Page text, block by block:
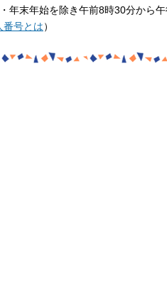
年末年始を除き午前8時30分から
番号とは）